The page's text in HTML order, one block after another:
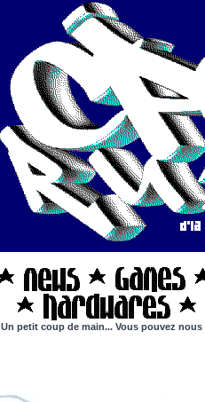
Un petit coup de main... Vous pouvez